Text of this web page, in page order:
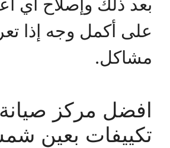
على أكمل وجه إذا
مشاكل.
افضل مركز
تكييفات بعين